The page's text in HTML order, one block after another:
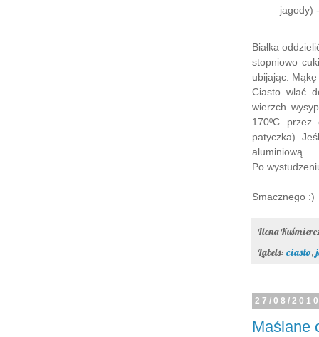
jagody)
Białka
stopniowo
ubijając.
Ciasto wlać
wierzch
170ºC
patyczka).
aluminiową.
Po
Smacznego :)
Ilona
Labels: ciasto,
27/08/
Maślane